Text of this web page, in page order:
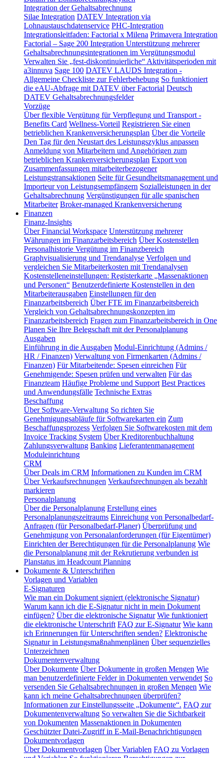
Integration der Gehaltsabrechnung
Silae Integration DATEV Integration via
Lohnaustauschdatenservice PHC-Integration
Integrationsleitfaden: Factorial x Milena Primavera Integration
Factorial – Sage 200 Integration Unterstützung mehrerer
Gehaltsabrechnungsintegrationen im Vergütungsmodul
Verwalten Sie „fest-diskontinuierliche“ Aktivitätsperioden mit
a3innuva Sage 100 DATEV LAUDS Integration -
Allgemeine Checkliste zur Fehlerbehebung So funktioniert
die eAU-Abfrage mit DATEV über Factorial Deutsch
DATEV Gehaltsabrechnungsfelder
Vorzüge
Über flexible Vergütung für Verpflegung und Transport -
Benefits Card Wellness-Vorteil Registrieren Sie einen
betrieblichen Krankenversicherungsplan Über die Vorteile
Den Tag für den Neustart des Leistungszyklus anpassen
Anmeldung von Mitarbeitern und Angehörigen zum
betrieblichen Krankenversicherungsplan Export von
Zusammenfassungen mitarbeiterbezogener
Leistungstransaktionen Seite für Gesundheitsmanagement und
Importeur von Leistungsempfängern Sozialleistungen in der
Gehaltsabrechnung Vergünstigungen für alle spanischen
Mitarbeiter Broker-managed Krankenversicherung
Finanzen
Finanz-Insights
Über Financial Workspace Unterstützung mehrerer
Währungen im Finanzarbeitsbereich Über Kostenstellen
Personalhistorie Vergütung im Finanzbereich
Graphvisualisierung und Trendanalyse Verfolgen und
vergleichen Sie Mitarbeiterkosten mit Trendanalysen
Kostenstelleneinstellungen: Registerkarte „Massenaktionen
und Personen“ Benutzerdefinierte Kostenstellen in den
Mitarbeiterausgaben Einstellungen für den
Finanzarbeitsbereich Über FTE im Finanzarbeitsbereich
Vergleich von Gehaltsabrechnungskonzepten im
Finanzarbeitsbereich Fragen zum Finanzarbeitsbereich in One
Planen Sie Ihre Belegschaft mit der Personalplanung
Ausgaben
Einführung in die Ausgaben Modul-Einrichtung (Admins /
HR / Finanzen) Verwaltung von Firmenkarten (Admins /
Finanzen) Für Mitarbeitende: Spesen einreichen Für
Genehmigende: Spesen prüfen und verwalten Für das
Finanzteam Häufige Probleme und Support Best Practices
und Anwendungsfälle Technische Extras
Beschaffung
Über Software-Verwaltung So richten Sie
Genehmigungsabläufe für Softwarekarten ein Zum
Beschaffungsprozess Verfolgen Sie Softwarekosten mit dem
Invoice Tracking System Über Kreditorenbuchhaltung
Zahlungsverwaltung Banking Lieferantenmanagement
Moduleinrichtung
CRM
Über Deals im CRM Informationen zu Kunden im CRM
Über Verkaufsrechnungen Verkaufsrechnungen als bezahlt
markieren
Personalplanung
Über die Personalplanung Erstellung eines
Personalplanungszeitraums Einreichung von Personalbedarf-
Anfragen (für Personalbedarf-Planer) Überprüfung und
Genehmigung von Personalanforderungen (für Eigentümer)
Einrichten der Berechtigungen für die Personalplanung Wie
die Personalplanung mit der Rekrutierung verbunden ist
Planstatus im Headcount Planning
Dokumente & Unterschriften
Vorlagen und Variablen
E-Signaturen
Wie man ein Dokument signiert (elektronische Signatur)
Warum kann ich die E-Signatur nicht in mein Dokument
einfügen? Über die elektronische Signatur Wie funktioniert
die elektronische Unterschrift FAQ zur E-Signatur Wie kann
ich Erinnerungen für Unterschriften senden? Elektronische
Signatur in Leistungsmaßnahmenplänen Über sequenzielles
Unterzeichnen
Dokumentenverwaltung
Über Dokumente Über Dokumente in großen Mengen Wie
man benutzerdefinierte Felder in Dokumenten verwendet So
versenden Sie Gehaltsabrechnungen in großen Mengen Wie
kann ich meine Gehaltsabrechnungen überprüfen?
Informationen zur Einstellungsseite „Dokumente“. FAQ zur
Dokumentenverwaltung So verwalten Sie die Sichtbarkeit
von Dokumenten Massenaktionen in Dokumenten
Geschützter Datei-Zugriff in E-Mail-Benachrichtigungen
Dokumentvorlagen
Über Dokumentvorlagen Über Variablen FAQ zu Vorlagen